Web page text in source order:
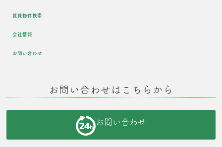
賃貸物件検索
会社情報
お問い合わせ
お問い合わせはこちらから
お問い合わせ